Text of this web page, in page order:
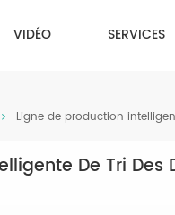
VIDÉO SERVICES
Ligne de production
De Tri Des